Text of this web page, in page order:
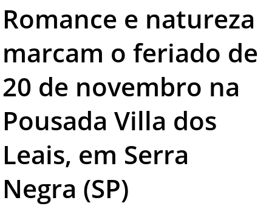
HOTELARIA
DICAS
TURISMO SA TV
TESTADO E APROVADO
PARCEIROS
QUEM SOMOS - EQUIPE
CONTATO
Romance e natureza
marcam o feriado de
20 de novembro na
Pousada Villa dos
Leais, em Serra
Negra (SP)